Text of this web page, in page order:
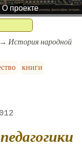
О проекте
История народной
книги